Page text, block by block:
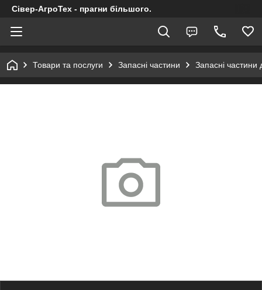
Сівер-АгроТех - прагни більшого.
Товари та послуги Запасні частини Запасні частини